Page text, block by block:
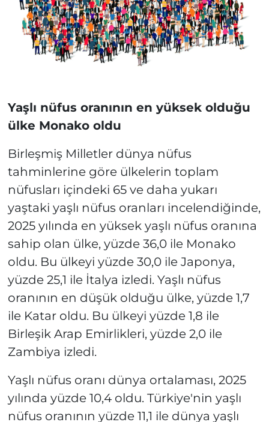
Yaşlı nüfus oranının en yüksek olduğu
ülke Monako oldu
Birleşmiş Milletler dünya nüfus
tahminlerine göre ülkelerin toplam
nüfusları içindeki 65 ve daha yukarı
yaştaki yaşlı nüfus oranları incelendiğinde,
2025 yılında en yüksek yaşlı nüfus oranına
sahip olan ülke, yüzde 36,0 ile Monako
oldu. Bu ülkeyi yüzde 30,0 ile Japonya,
yüzde 25,1 ile İtalya izledi. Yaşlı nüfus
oranının en düşük olduğu ülke, yüzde 1,7
ile Katar oldu. Bu ülkeyi yüzde 1,8 ile
Birleşik Arap Emirlikleri, yüzde 2,0 ile
Zambiya izledi.
Yaşlı nüfus oranı dünya ortalaması, 2025
yılında yüzde 10,4 oldu. Türkiye'nin yaşlı
nüfus oranının yüzde 11,1 ile dünya yaşlı